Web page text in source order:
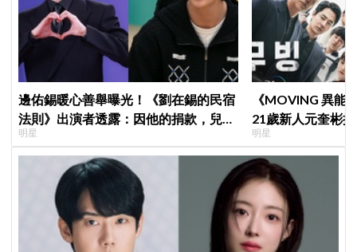
邊佑錫暖心善舉曝光！《劉在錫的民宿
法則》出演者透露：因他的捐款，兒童
患者順利完成治療
明星
《MOVING 異能
21歲新人元奎彬
明星